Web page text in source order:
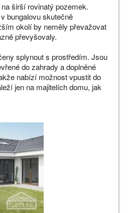
širší rovinatý pozemek.
bungalovu skutečně
okolí by neměly převažovat
převyšovaly.
splynout s prostředím. Jsou
do zahrady a doplněné
nabízí možnost vpustit do
jen na majitelích domu, jak